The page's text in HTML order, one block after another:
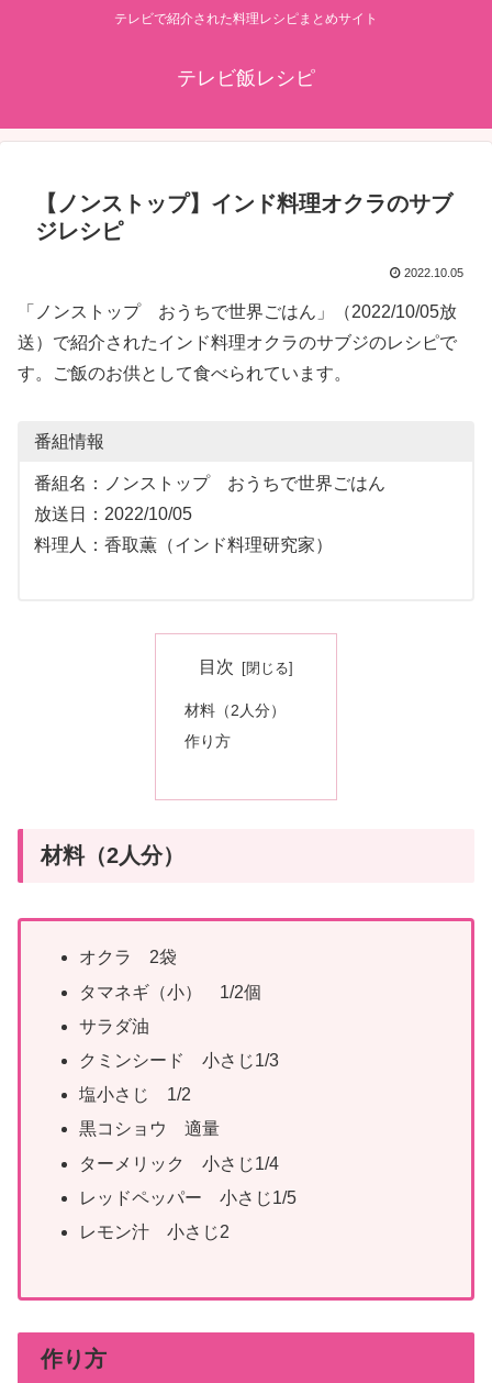
テレビで紹介された料理レシピまとめサイト
テレビ飯レシピ
【ノンストップ】インド料理オクラのサブ
ジレシピ
2022.10.05
「ノンストップ おうちで世界ごはん」（2022/10/05放
送）で紹介されたインド料理オクラのサブジのレシピで
す。ご飯のお供として食べられています。
番組情報
番組名：ノンストップ おうちで世界ごはん
放送日：2022/10/05
料理人：香取薫（インド料理研究家）
目次
材料（2人分）
作り方
材料（2人分）
オクラ 2袋
タマネギ（小） 1/2個
サラダ油
クミンシード 小さじ1/3
塩小さじ 1/2
黒コショウ 適量
ターメリック 小さじ1/4
レッドペッパー 小さじ1/5
レモン汁 小さじ2
作り方